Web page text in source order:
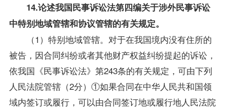
14.论述我国民事诉讼法第四编关于涉外民事诉讼
中特别地域管辖和协议管辖的有关规定。
（1）特别地域管辖。对于在我国境内没有住所的
被告，因合同纠纷或者其他财产权益纠纷提起的诉讼，
依我国《民事诉讼法》第243条的有关规定，可由下列
人民法院管辖（2分）①如果合同在中华人民共和国领
域内签订或履行，可以由合同签订地或履行地人民法院